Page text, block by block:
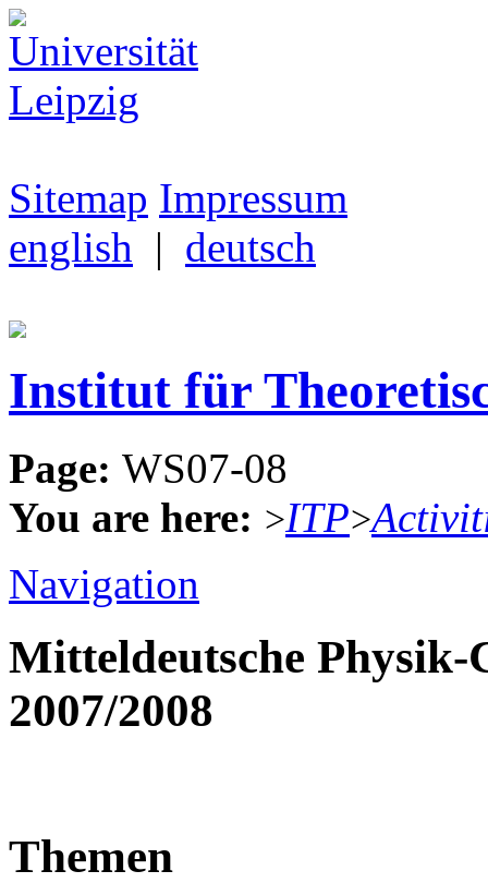
Sitemap Impressum
english | deutsch
Institut für
Page: WS07-08
You are here: >ITP>
Navigation
Mitteldeutsche Physik-
2007/2008
Themen